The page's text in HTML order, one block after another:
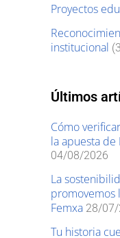
Proyectos
institucional
Últimos
Cómo
la apuesta
04/08/2026
La
promovemos
Femxa 28/
Tu historia